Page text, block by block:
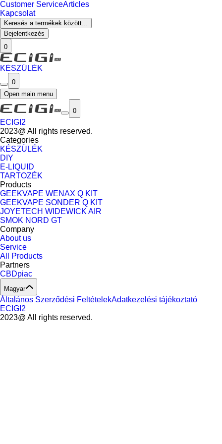
Customer ServiceArticles
Kapcsolat
Keresés a termékek között...
Bejelentkezés
0
KÉSZÜLÉK
0
Open main menu
0
ECIGI2
2023@ All rights reserved.
Categories
KÉSZÜLÉK
DIY
E-LIQUID
TARTOZÉK
Products
GEEKVAPE WENAX Q KIT
GEEKVAPE SONDER Q KIT
JOYETECH WIDEWICK AIR
SMOK NORD GT
Company
About us
Service
All Products
Partners
CBDpiac
Magyar
Általános Szerződési FeltételekAdatkezelési tájékoztató
ECIGI2
2023@ All rights reserved.